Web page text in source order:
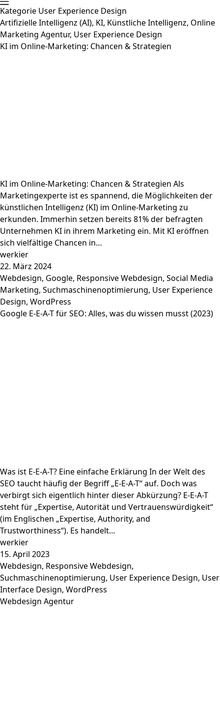
Kategorie User Experience Design
Artifizielle Intelligenz (AI), KI, Künstliche Intelligenz, Online
Marketing Agentur, User Experience Design
KI im Online-Marketing: Chancen & Strategien
KI im Online-Marketing: Chancen & Strategien Als
Marketingexperte ist es spannend, die Möglichkeiten der
künstlichen Intelligenz (KI) im Online-Marketing zu
erkunden. Immerhin setzen bereits 81% der befragten
Unternehmen KI in ihrem Marketing ein. Mit KI eröffnen
sich vielfältige Chancen in…
werkier
22. März 2024
Webdesign, Google, Responsive Webdesign, Social Media
Marketing, Suchmaschinenoptimierung, User Experience
Design, WordPress
Google E-E-A-T für SEO: Alles, was du wissen musst (2023)
Was ist E-E-A-T? Eine einfache Erklärung In der Welt des
SEO taucht häufig der Begriff „E-E-A-T“ auf. Doch was
verbirgt sich eigentlich hinter dieser Abkürzung? E-E-A-T
steht für „Expertise, Autorität und Vertrauenswürdigkeit“
(im Englischen „Expertise, Authority, and
Trustworthiness“). Es handelt…
werkier
15. April 2023
Webdesign, Responsive Webdesign,
Suchmaschinenoptimierung, User Experience Design, User
Interface Design, WordPress
Webdesign Agentur